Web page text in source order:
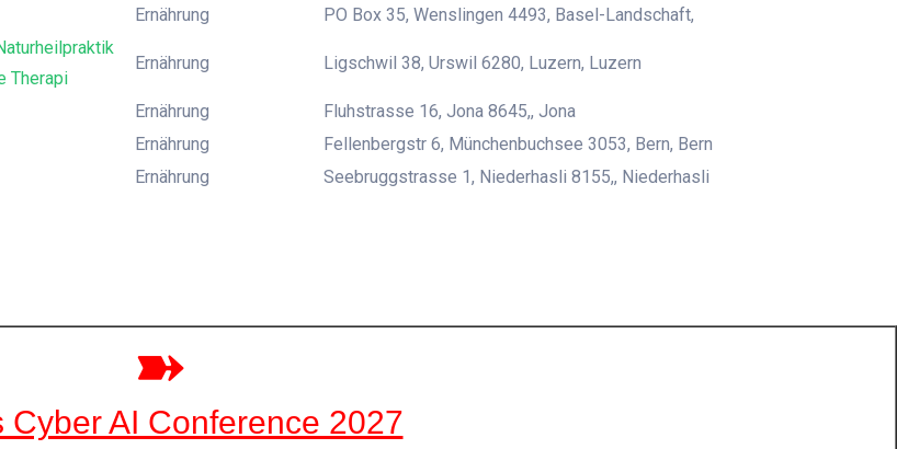
Ernährung
PO Box 35, Wenslingen 4493, Basel-Landschaft,
Therapi
Ernährung Ligschwil 38, Urswil 6280, Luzern, Luzern
Ernährung
Fluhstrasse 16, Jona 8645,, Jona
Ernährung
Fellenbergstr 6, Münchenbuchsee 3053, Bern, Bern
Ernährung Seebruggstrasse 1, Niederhasli 8155,, Niederhasli